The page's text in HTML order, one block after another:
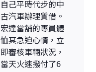
自己平時代步的中
古汽車辦理質借。
宏達當舖的專員體
恤其急迫心情，立
即審核車輛狀況，
當天火速撥付了6